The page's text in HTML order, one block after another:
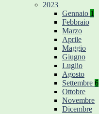
2023
Gennaio 1
Febbraio
Marzo
Aprile
Maggio
Giugno
Luglio
Agosto
Settembre 6
Ottobre
Novembre
Dicembre